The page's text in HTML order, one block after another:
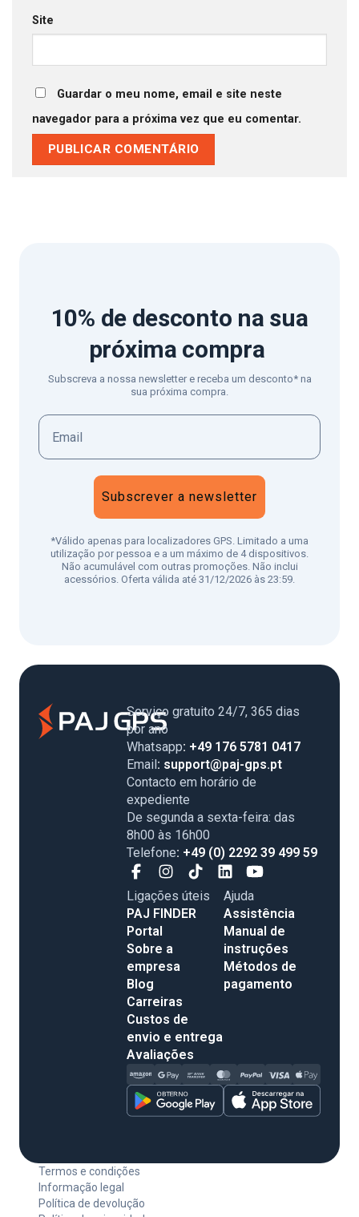
Site
Guardar o meu nome, email e site neste
navegador para a próxima vez que eu comentar.
10% de desconto na sua
próxima compra
Subscreva a nossa newsletter e receba um desconto* na
sua próxima compra.
Subscrever a newsletter
*Válido apenas para localizadores GPS. Limitado a uma
utilização por pessoa e a um máximo de 4 dispositivos.
Não acumulável com outras promoções. Não inclui
acessórios. Oferta válida até 31/12/2026 às 23:59.
Serviço gratuito 24/7, 365 dias
por ano
Whatsapp: +49 176 5781 0417
Email: support@paj-gps.pt
Contacto em horário de
expediente
De segunda a sexta-feira: das
8h00 às 16h00
Telefone: +49 (0) 2292 39 499 59
Ligações úteis
PAJ FINDER
Portal
Sobre a
empresa
Blog
Carreiras
Custos de
envio e entrega
Avaliações
Ajuda
Assistência
Manual de
instruções
Métodos de
pagamento
Termos e condições
Informação legal
Política de devolução